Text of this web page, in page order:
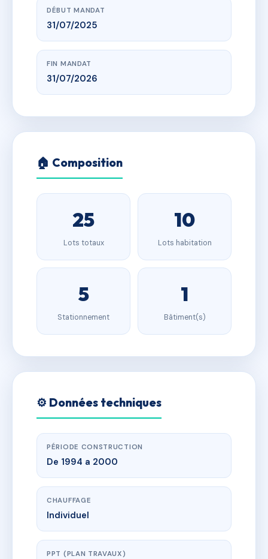
DÉBUT MANDAT
31/07/2025
FIN MANDAT
31/07/2026
🏠 Composition
25
Lots totaux
10
Lots habitation
5
Stationnement
1
Bâtiment(s)
⚙️ Données techniques
PÉRIODE CONSTRUCTION
De 1994 a 2000
CHAUFFAGE
Individuel
PPT (PLAN TRAVAUX)